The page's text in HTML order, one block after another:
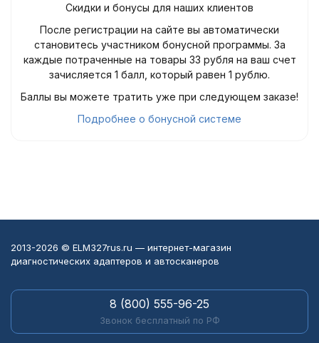
Скидки и бонусы для наших клиентов
После регистрации на сайте вы автоматически
становитесь участником бонусной программы. За
каждые потраченные на товары 33 рубля на ваш счет
зачисляется 1 балл, который равен 1 рублю.
Баллы вы можете тратить уже при следующем заказе!
Подробнее о бонусной системе
2013-2026 © ELM327rus.ru — интернет-магазин
диагностических адаптеров и автосканеров
8 (800) 555-96-25
Звонок бесплатный по РФ